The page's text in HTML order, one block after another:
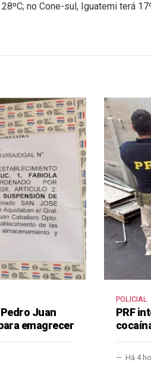
no Cone-sul, Iguatemi terá
Juan
emagrecer
POLICIAL
PRF
Há 4